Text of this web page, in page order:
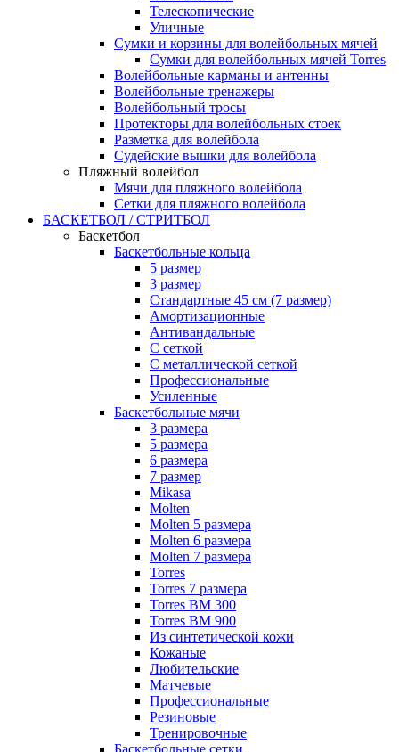
Телескопические
Уличные
Сумки и корзины для волейбольных мячей
Сумки для волейбольных мячей Torres
Волейбольные карманы и антенны
Волейбольные тренажеры
Волейбольный тросы
Протекторы для волейбольных стоек
Разметка для волейбола
Судейские вышки для волейбола
Пляжный волейбол
Мячи для пляжного волейбола
Сетки для пляжного волейбола
БАСКЕТБОЛ / СТРИТБОЛ
Баскетбол
Баскетбольные кольца
5 размер
3 размер
Стандартные 45 см (7 размер)
Амортизационные
Антивандальные
С сеткой
С металлической сеткой
Профессиональные
Усиленные
Баскетбольные мячи
3 размера
5 размера
6 размера
7 размер
Mikasa
Molten
Molten 5 размера
Molten 6 размера
Molten 7 размера
Torres
Torres 7 размера
Torres BM 300
Torres BM 900
Из синтетической кожи
Кожаные
Любительские
Матчевые
Профессиональные
Резиновые
Тренировочные
Баскетбольные сетки